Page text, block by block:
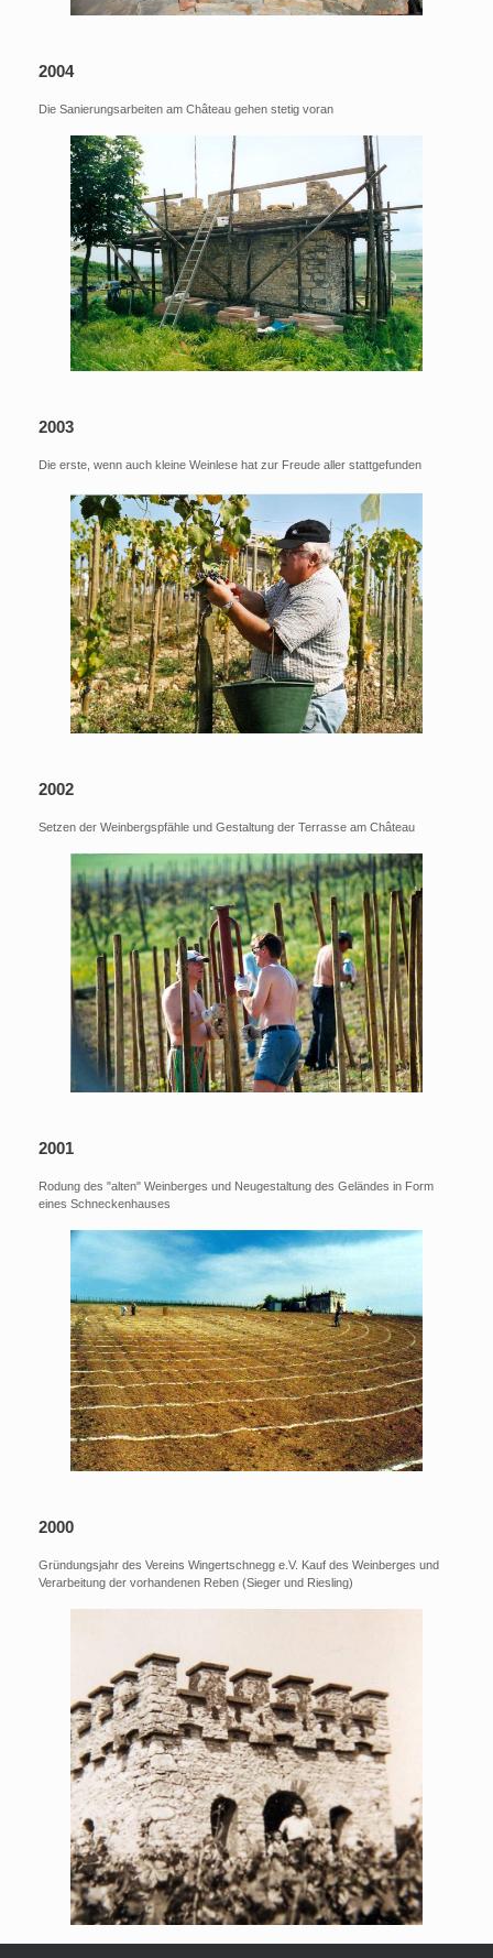
2004
Die Sanierungsarbeiten am Château gehen stetig voran
2003
Die erste, wenn auch kleine Weinlese hat zur Freude aller stattgefunden
2002
Setzen der Weinbergspfähle und Gestaltung der Terrasse am Château
2001
Rodung des "alten" Weinberges und Neugestaltung des Geländes in Form
eines Schneckenhauses
2000
Gründungsjahr des Vereins Wingertschnegg e.V. Kauf des Weinberges und
Verarbeitung der vorhandenen Reben (Sieger und Riesling)